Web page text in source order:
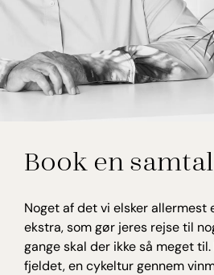
Ditte Jorsal
Rejserådgiver, Erhverv og studie
Book en
Noget af det vi elsker
ekstra, som gør jeres rejse til
gange skal der ikke så meget
fjeldet, en cykeltur gennem